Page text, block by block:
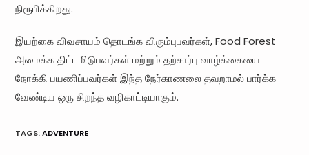
நிரூபிக்கிறது.
இயற்கை விவசாயம் தொடங்க விரும்புபவர்கள், Food Forest
அமைக்க திட்டமிடுபவர்கள் மற்றும் தற்சார்பு வாழ்க்கையை
நோக்கி பயணிப்பவர்கள் இந்த நேர்காணலை தவறாமல் பார்க்க
வேண்டிய ஒரு சிறந்த வழிகாட்டியாகும்.
TAGS:ADVENTURE